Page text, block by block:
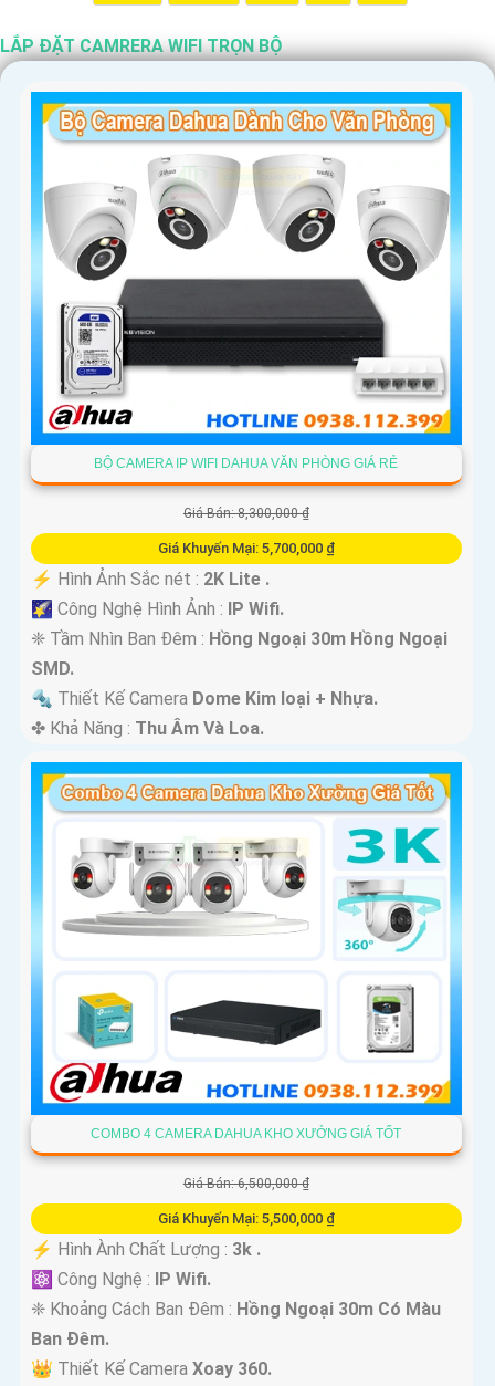
LẮP ĐẶT CAMRERA WIFI TRỌN BỘ
BỘ CAMERA IP WIFI DAHUA VĂN PHÒNG GIÁ RẺ
Giá Bán: 8,300,000 ₫
Giá Khuyến Mại: 5,700,000 ₫
️⚡ Hình Ảnh Sắc nét : 2K Lite .
🌠 Công Nghệ Hình Ảnh : IP Wifi.
❈ Tầm Nhìn Ban Đêm : Hồng Ngoại 30m Hồng Ngoại
SMD.
🔩 Thiết Kế Camera Dome Kim loại + Nhựa.
️✤ Khả Năng : Thu Âm Và Loa.
COMBO 4 CAMERA DAHUA KHO XƯỞNG GIÁ TỐT
Giá Bán: 6,500,000 ₫
Giá Khuyến Mại: 5,500,000 ₫
️⚡ Hình Ành Chất Lượng : 3k .
⚛️ Công Nghệ : IP Wifi.
❈ Khoảng Cách Ban Đêm : Hồng Ngoại 30m Có Màu
Ban Ðêm.
👑 Thiết Kế Camera Xoay 360.